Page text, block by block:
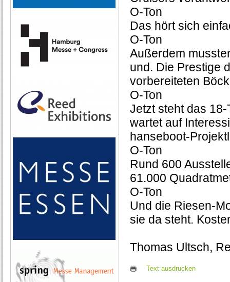
O-Ton
Das hört sich
O-Ton
Außerdem
und. Die Prestige
vorbereiteten
O-Ton
Jetzt steht das
wartet auf
hanseboot-
O-Ton
Rund 600
61.000
O-Ton
Und die Riesen-
sie da steht.
Thomas Ultsch,
Text ausdrucken